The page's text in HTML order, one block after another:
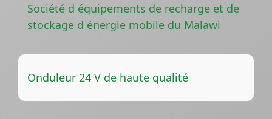
Société d équipements de recharge et de
stockage d énergie mobile du Malawi
Onduleur 24 V de haute qualité